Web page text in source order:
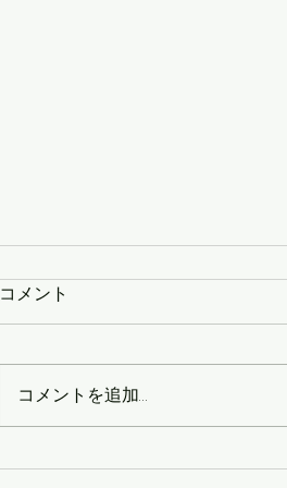
タイフーンスウェル
コメント
コメントを追加…